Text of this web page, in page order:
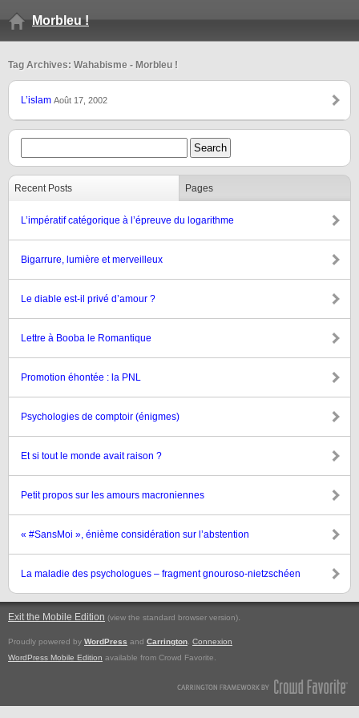
Morbleu !
Tag Archives: Wahabisme - Morbleu !
L’islam Août 17, 2002
Recent Posts Pages
L’impératif catégorique à l’épreuve du logarithme
Bigarrure, lumière et merveilleux
Le diable est-il privé d’amour ?
Lettre à Booba le Romantique
Promotion éhontée : la PNL
Psychologies de comptoir (énigmes)
Et si tout le monde avait raison ?
Petit propos sur les amours macroniennes
« #SansMoi », énième considération sur l’abstention
La maladie des psychologues – fragment gnouroso-nietzschéen
Exit the Mobile Edition (view the standard browser version).
Proudly powered by WordPress and Carrington Connexion
WordPress Mobile Edition available from Crowd Favorite.